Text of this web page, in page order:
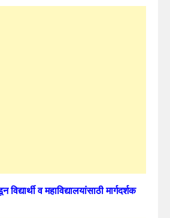
विद्यार्थी व महाविद्यालयांसाठी मार्गदर्शक